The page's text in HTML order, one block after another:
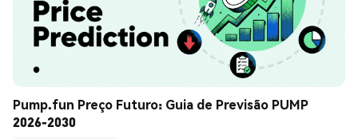
Pump.fun Preço Futuro: Guia de Previsão PUMP
2026-2030